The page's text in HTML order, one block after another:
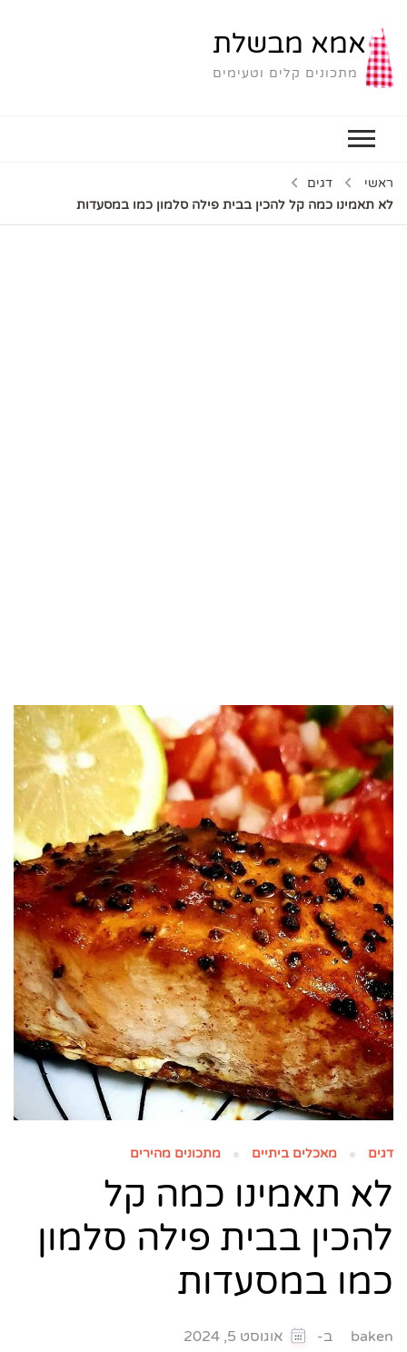
אמא מבשלת
מתכונים קלים וטעימים
ראשי
דגים
לא תאמינו כמה קל להכין בבית פילה סלמון כמו במסעדות
דגים מאכלים ביתיים מתכונים מהירים
לא תאמינו כמה קל
להכין בבית פילה סלמון
כמו במסעדות
baken ב- אוגוסט 5, 2024